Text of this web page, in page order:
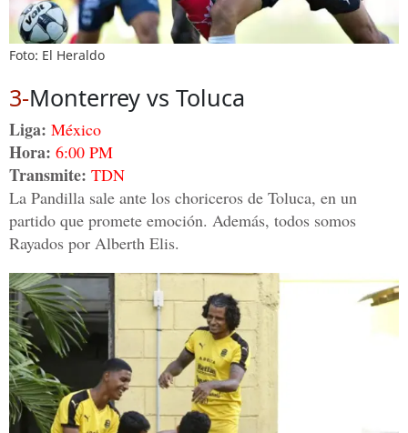
Foto: El Heraldo
3-Monterrey vs Toluca
Liga: México
Hora: 6:00 PM
Transmite: TDN
La Pandilla sale ante los choriceros de Toluca, en un
partido que promete emoción. Además, todos somos
Rayados por Alberth Elis.